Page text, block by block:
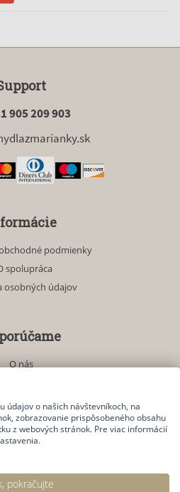
905 209 903
podmienky
spolupráca
osobných údajov
O nás
údajov o našich návštevníkoch, na
zobrazovanie prispôsobeného obsahu
z webových stránok. Pre viac informácií
pokračujte